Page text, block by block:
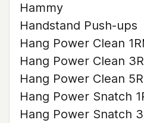
Hammy
Handstand Push-ups
Hang Power Clean
Hang Power Clean
Hang Power Clean
Hang Power Snatch
Hang Power Snatch